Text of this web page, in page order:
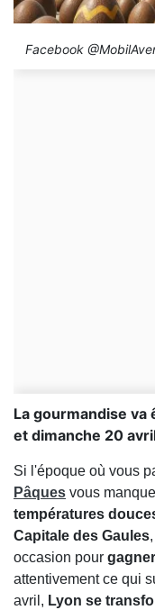
Facebook
La gourmandise va
et dimanche 20
Si l'époque où vous
Pâques vous
températures
Capitale des Gaules
occasion pour
attentivement ce qui
avril, Lyon se